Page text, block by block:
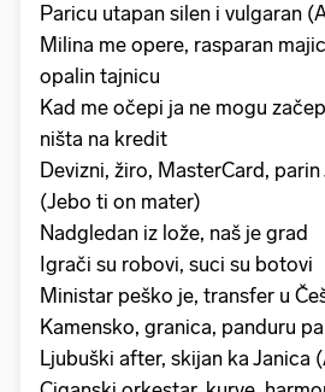
Paricu utapan silen i vulgaran
Milina me opere, rasparan
opalin tajnicu
Kad me očepi ja ne mogu
ništa na kredit
Devizni, žiro, MasterCard,
(Jebo ti on mater)
Nadgledan iz lože, naš je grad
Igrači su robovi, suci su botovi
Ministar peško je, transfer u
Kamensko, granica, panduru
Ljubuški after, skijan ka Janica